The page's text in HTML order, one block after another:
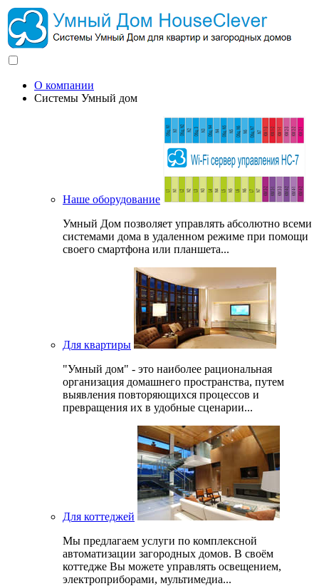
О компании
Системы Умный дом
Наше оборудование
Умный Дом позволяет управлять абсолютно всеми
системами дома в удаленном режиме при помощи
своего смартфона или планшета...
Для квартиры
"Умный дом" - это наиболее рациональная
организация домашнего пространства, путем
выявления повторяющихся процессов и
превращения их в удобные сценарии...
Для коттеджей
Мы предлагаем услуги по комплексной
автоматизации загородных домов. В своём
коттедже Вы можете управлять освещением,
электроприборами, мультимедиа...